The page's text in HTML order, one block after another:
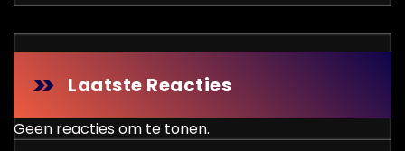
Laatste Reacties
Geen reacties om te tonen.